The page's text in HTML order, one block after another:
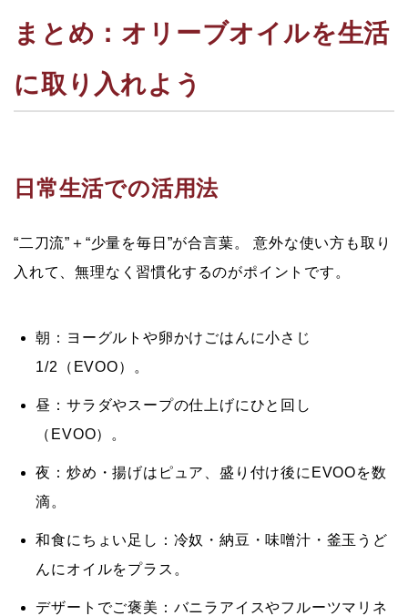
まとめ：オリーブオイルを生活
に取り入れよう
日常生活での活用法
“二刀流”＋“少量を毎日”が合言葉。
意外な使い方も取り
入れて、無理なく習慣化するのがポイントです。
朝： ヨーグルトや卵かけごはんに小さじ
1/2（EVOO）。
昼： サラダやスープの仕上げにひと回し
（EVOO）。
夜： 炒め・揚げはピュア、盛り付け後にEVOOを数
滴。
和食にちょい足し： 冷奴・納豆・味噌汁・釜玉うど
んにオイルをプラス。
デザートでご褒美： バニラアイスやフルーツマリネ